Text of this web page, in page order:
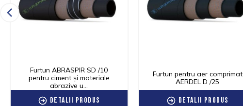
Furtun ABRASPIR SD /10
pentru ciment și materiale
abrazive u...
Detalii produs
Furtun pentru aer comprimat
AERDEL D /25
Detalii produs